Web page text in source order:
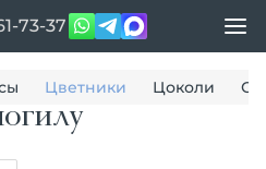
73-37
Цветники Цоколи